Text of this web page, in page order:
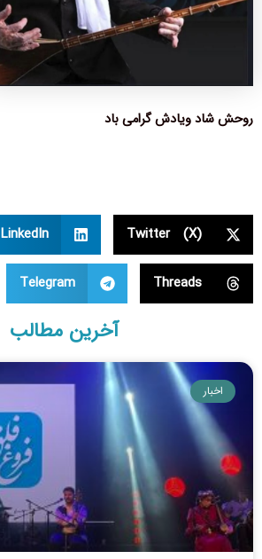
روحش شاد ویادش گرامی باد
Twitter (X)
LinkedIn
Threads
Telegram
آخرین مطالب
اخبار